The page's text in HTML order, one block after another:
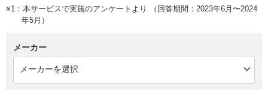
※1：本サービスで実施のアンケートより （回答期間：2023年6月〜2024
年5月）
メーカー